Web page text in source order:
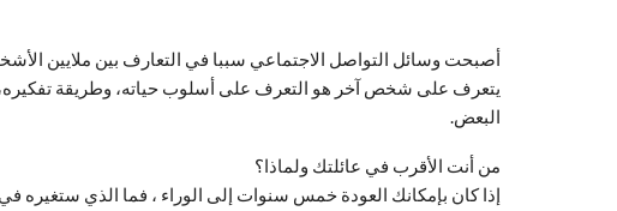
أصبحت وسائل التواصل الاجتماعي سببا في التعارف بين ملايين
يتعرف على شخص آخر هو التعرف على أسلوب حياته، وطريقة
البعض.
من أنت الأقرب في عائلتك ولماذا؟
إذا كان بإمكانك العودة خمس سنوات إلى الوراء ، فما الذي ستغيره